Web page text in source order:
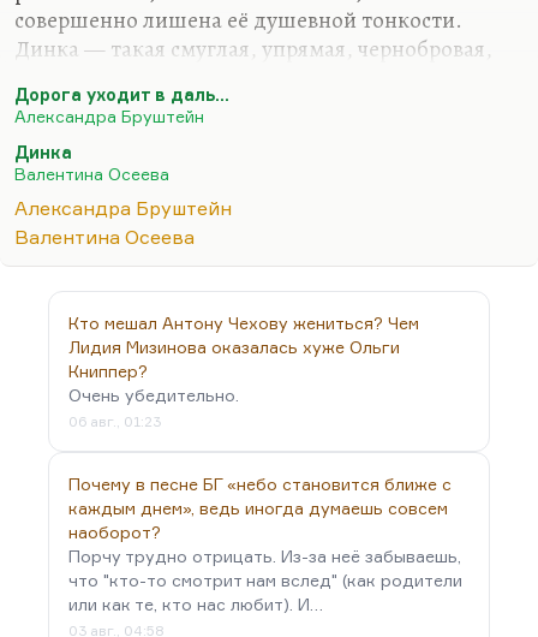
совершенно лишена её душевной тонкости.
Динка — такая смуглая, упрямая, чернобровая,
такой Васёк Трубачёв в юбке. Нет, мне осеевская
проза никогда не нравилась. Понимаете, как?
«Динку» я читал с удовольствием, и продолжение
удовольствием, но если это сравнивать с
Бруштейн, то, господи, насколько же у Бруштейн
иронии, какие характеры богатые. Хотя тема,
казалось бы, та же: девочка, революционеры так…
Дорога уходит в даль…
Александра Бруштейн
Динка
Валентина Осеева
Александра Бруштейн
Валентина Осеева
Кто мешал Антону Чехову жениться? Чем
Лидия Мизинова оказалась хуже Ольги
Книппер?
Очень убедительно.
06 авг., 01:23
Почему в песне БГ «небо становится ближе с
каждым днем», ведь иногда думаешь совсем
наоборот?
Порчу трудно отрицать. Из-за неё забываешь,
что "кто-то смотрит нам вслед" (как родители
или как те, кто нас любит). И…
03 авг., 04:58